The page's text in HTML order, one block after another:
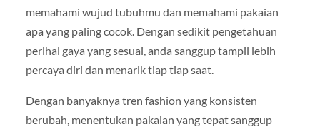
memahami wujud tubuhmu dan memahami pakaian
apa yang paling cocok. Dengan sedikit pengetahuan
perihal gaya yang sesuai, anda sanggup tampil lebih
percaya diri dan menarik tiap tiap saat.
Dengan banyaknya tren fashion yang konsisten
berubah, menentukan pakaian yang tepat sanggup